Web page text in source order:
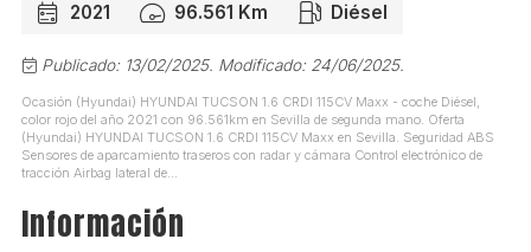
2021
96.561 Km Diésel
Publicado: 13/02/2025. Modificado: 24/06/2025.
Ocasión (Hyundai) HYUNDAI TUCSON 1.6 CRDI 115CV Maxx - coche Diésel,
color rojo del año 2021 con 96.561km en Sevilla de segunda mano. Oferta
(Hyundai) HYUNDAI TUCSON 1.6 CRDI 115CV Maxx en Sevilla. Seguridad ABS
Sensores de aparcamiento traseros con radar y cámara Control electrónico de
tracción Airbag lateral de...
Información